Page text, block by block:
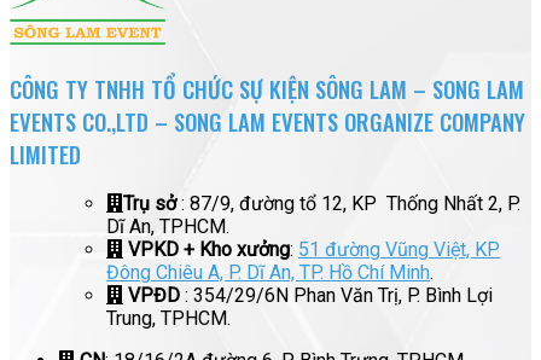
CÔNG TY TNHH TỔ CHỨC SỰ KIỆN SÔNG LAM – SONG LAM
EVENTS CO.,LTD – SONG LAM EVENTS ORGANIZE COMPANY
LIMITED
Trụ sở: 87/9, đường tổ 12, KP Thống Nhất 2, P.
Dĩ An, TPHCM.
VPKD + Kho xưởng: 51 đường Vũng Việt, KP
Đông Chiêu A, P. Dĩ An, TP. Hồ Chí Minh.
VPĐD : 354/29/6N Phan Văn Trị, P. Bình Lợi
Trung, TPHCM.